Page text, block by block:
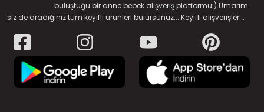
buluştuğu bir anne bebek alışveriş platformu:) Umarım
siz de aradığınız tüm keyifli ürünleri bulursunuz... Keyifli alışverişler...